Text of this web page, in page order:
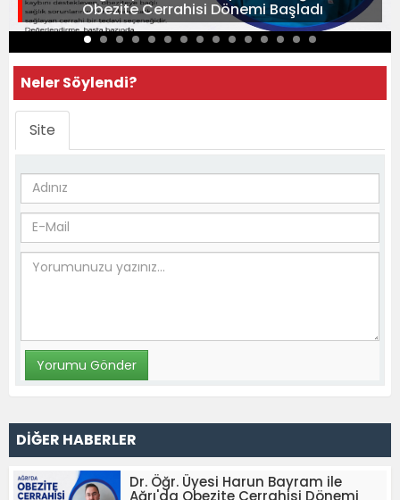
Obezite Cerrahisi Dönemi Başladı
Neler Söylendi?
Site
DİĞER HABERLER
Dr. Öğr. Üyesi Harun Bayram ile
Ağrı'da Obezite Cerrahisi Dönemi